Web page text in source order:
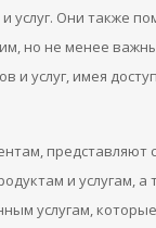
услуг. Они также
но не менее
и услуг, имея
представляют
и услугам,
услугам,